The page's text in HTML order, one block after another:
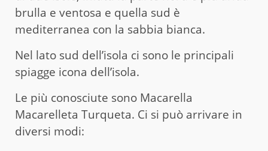
brulla e ventosa e quella sud è
mediterranea con la sabbia bianca.
Nel lato sud dell’isola ci sono le principali
spiagge icona dell’isola.
Le più conosciute sono Macarella
Macarelleta Turqueta. Ci si può arrivare in
diversi modi: